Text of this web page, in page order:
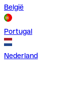
België
Portugal
Nederland